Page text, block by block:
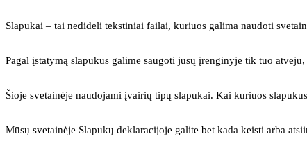
Slapukai – tai nedideli tekstiniai failai, kuriuos galima naudoti
Pagal įstatymą slapukus galime saugoti jūsų įrenginyje tik tuo
Šioje svetainėje naudojami įvairių tipų slapukai. Kai kuriuos
Mūsų svetainėje Slapukų deklaracijoje galite bet kada keisti arba